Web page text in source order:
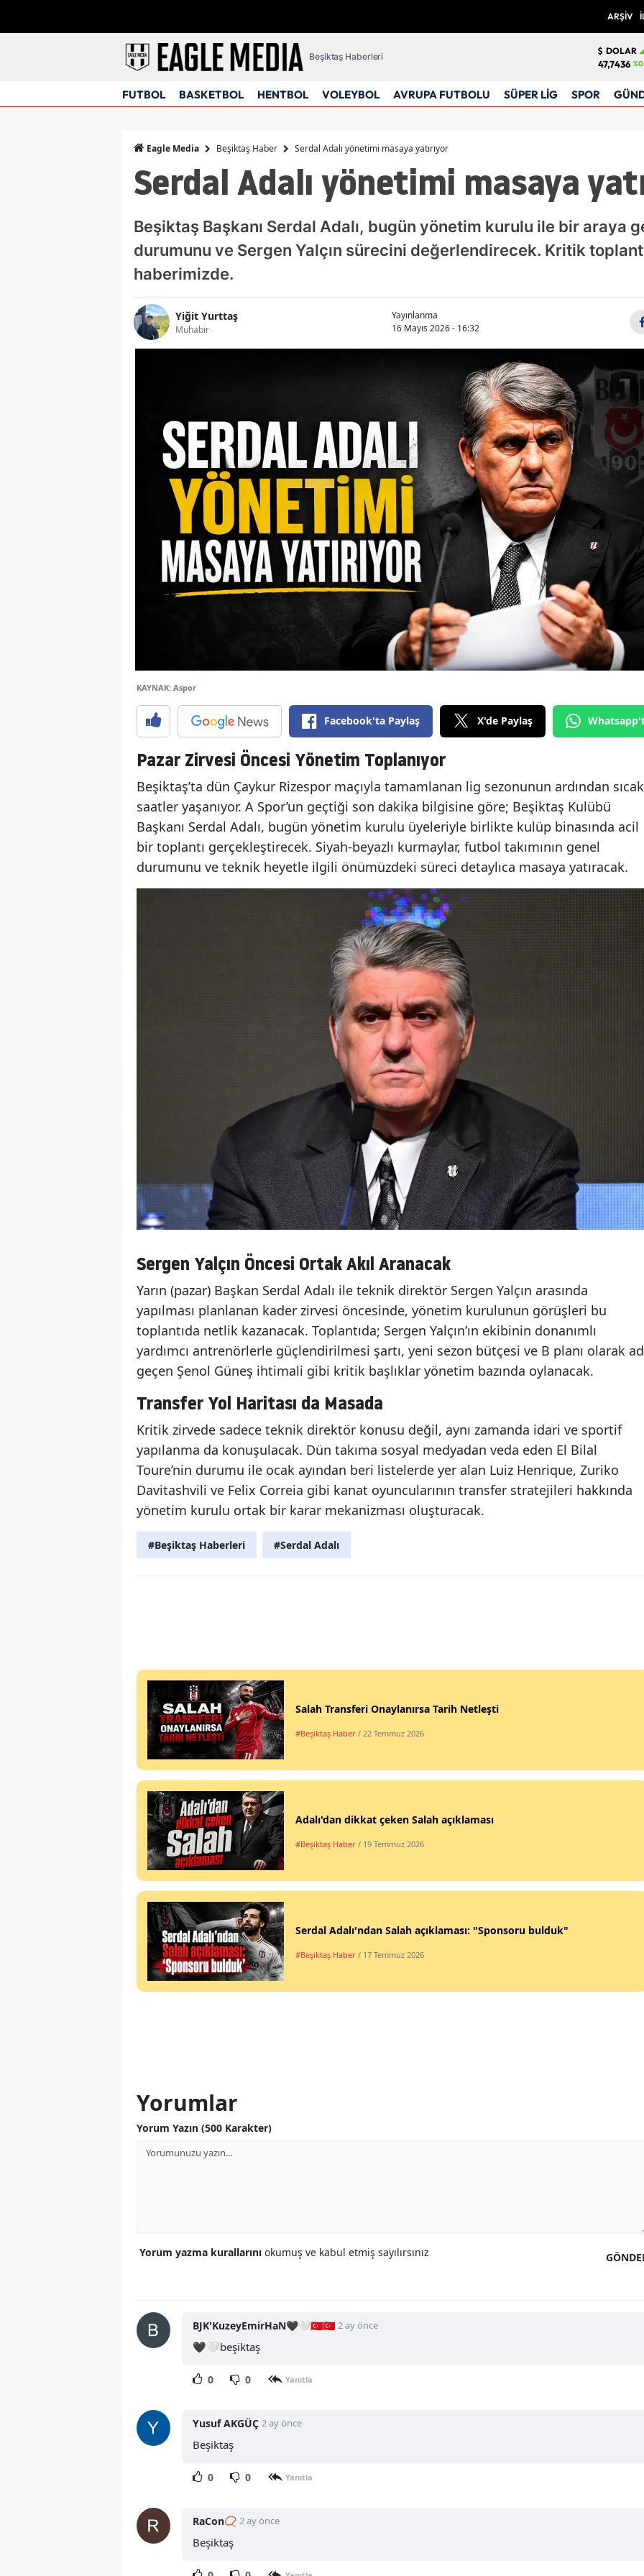
ARŞİV
Beşiktaş Haberleri
DOLAR
47,7436
FUTBOL BASKETBOL HENTBOL VOLEYBOL AVRUPA FUTBOLU SÜPER LİG SPOR
Eagle Media Beşiktaş Haber Serdal Adalı yönetimi masaya yatırıyor
Serdal Adalı yönetimi masaya
Beşiktaş Başkanı Serdal Adalı, bugün yönetim kurulu ile bir araya
durumunu ve Sergen Yalçın sürecini değerlendirecek. Kritik
haberimizde.
Yiğit Yurttaş
Muhabir
Yayınlanma
16 Mayıs 2026 - 16:32
KAYNAK: Aspor
Facebook'ta Paylaş X'de Paylaş
Pazar Zirvesi Öncesi Yönetim Toplanıyor
Beşiktaş’ta dün Çaykur Rizespor maçıyla tamamlanan lig sezonunun ardından sıcak
saatler yaşanıyor. A Spor’un geçtiği son dakika bilgisine göre; Beşiktaş Kulübü
Başkanı Serdal Adalı, bugün yönetim kurulu üyeleriyle birlikte kulüp binasında acil
bir toplantı gerçekleştirecek. Siyah-beyazlı kurmaylar, futbol takımının genel
durumunu ve teknik heyetle ilgili önümüzdeki süreci detaylıca masaya yatıracak.
Sergen Yalçın Öncesi Ortak Akıl Aranacak
Yarın (pazar) Başkan Serdal Adalı ile teknik direktör Sergen Yalçın arasında
yapılması planlanan kader zirvesi öncesinde, yönetim kurulunun görüşleri bu
toplantıda netlik kazanacak. Toplantıda; Sergen Yalçın’ın ekibinin donanımlı
yardımcı antrenörlerle güçlendirilmesi şartı, yeni sezon bütçesi ve B planı olarak
geçen Şenol Güneş ihtimali gibi kritik başlıklar yönetim bazında oylanacak.
Transfer Yol Haritası da Masada
Kritik zirvede sadece teknik direktör konusu değil, aynı zamanda idari ve sportif
yapılanma da konuşulacak. Dün takıma sosyal medyadan veda eden El Bilal
Toure’nin durumu ile ocak ayından beri listelerde yer alan Luiz Henrique, Zuriko
Davitashvili ve Felix Correia gibi kanat oyuncularının transfer stratejileri hakkında
yönetim kurulu ortak bir karar mekanizması oluşturacak.
#Beşiktaş Haberleri #Serdal Adalı
Salah Transferi Onaylanırsa Tarih Netleşti
#Beşiktaş Haber / 22 Temmuz 2026
Adalı'dan dikkat çeken Salah açıklaması
#Beşiktaş Haber / 19 Temmuz 2026
Serdal Adalı'ndan Salah açıklaması: "Sponsoru bulduk"
#Beşiktaş Haber / 17 Temmuz 2026
Yorumlar
Yorum Yazın (500 Karakter)
Yorum yazma kurallarını okumuş ve kabul etmiş sayılırsınız
BJK'KuzeyEmirHaN🖤🤍🇹🇷🇹🇷 2 ay önce
🖤🤍beşiktaş
0 0 Yanıtla
Yusuf AKGÜÇ 2 ay önce
Beşiktaş
0 0 Yanıtla
RaCon📿 2 ay önce
Beşiktaş